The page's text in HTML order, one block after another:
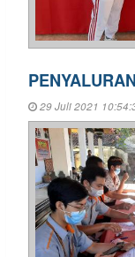
29 Juli 2021